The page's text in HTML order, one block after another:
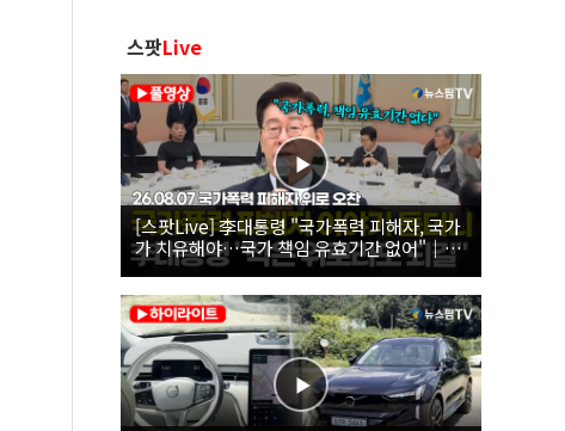
스팟Live
[스팟Live] 李대통령 "국가폭력 피해자, 국가
가 치유해야…국가 책임 유효기간 없어"｜
26.08.07 국가폭력 피해자 위로 오찬